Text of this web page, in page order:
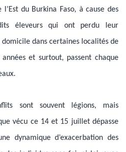
du Burkina Faso, à cause des
éleveurs qui ont perdu leur
dans certaines localités de
et surtout, passent chaque
sont souvent légions, mais
vécu ce 14 et 15 juillet dépasse
dynamique d’exacerbation des